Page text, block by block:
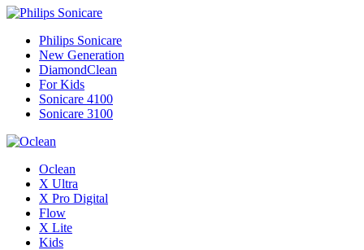
Philips Sonicare
New Generation
DiamondClean
For Kids
Sonicare 4100
Sonicare 3100
Oclean
X Ultra
X Pro Digital
Flow
X Lite
Kids